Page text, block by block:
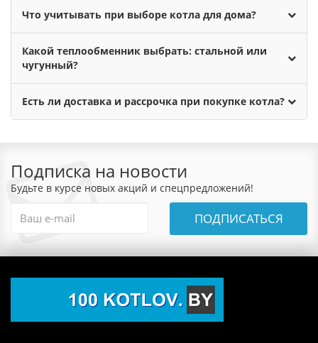
Что учитывать при выборе котла для дома?
Какой теплообменник выбрать: стальной или
чугунный?
Есть ли доставка и рассрочка при покупке котла?
Подписка на новости
Будьте в курсе новых акций и спецпредложений!
ПОДПИСАТЬСЯ